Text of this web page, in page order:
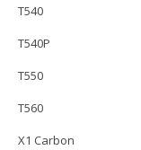
T540
T540P
T550
T560
X1 Carbon